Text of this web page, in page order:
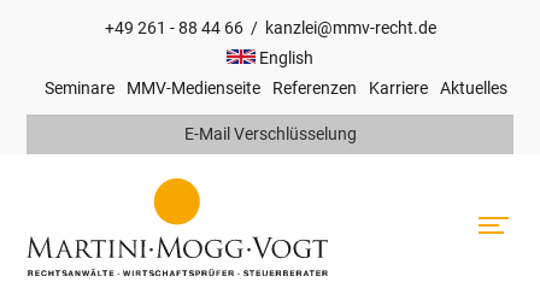
E-Mail Verschlüsselung
+49 261 - 88 44 66/ kanzlei@mmv-recht.de
English
Top
Seminare MMV-Medienseite Referenzen Karriere Aktuelles
Hauptnavigation